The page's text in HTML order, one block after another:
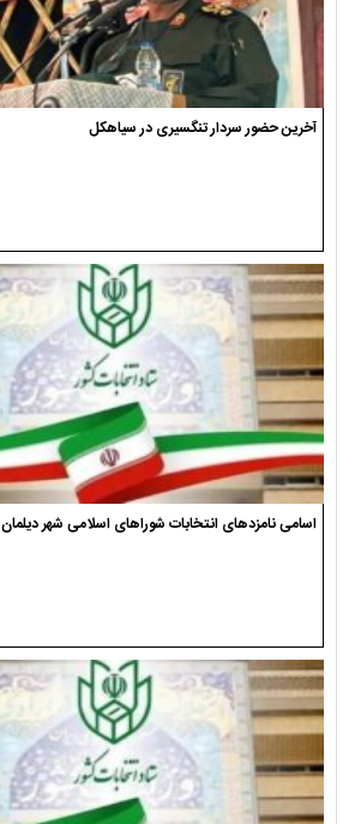
آخرین حضور سردار تنگسیری در سیاهکل
اسامی نامزدهای انتخابات شوراهای اسلامی شهر دیلمان